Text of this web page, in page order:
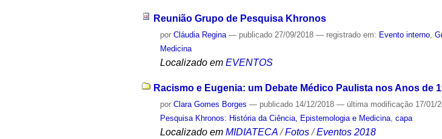
Reunião Grupo de Pesquisa Khronos
porCláudia Regina — publicado 27/09/2018— registrado em: Evento interno ,
Medicina
Localizado em EVENTOS
Racismo e Eugenia: um Debate Médico Paulista nos Anos de
porClara Gomes Borges — publicado 14/12/2018— última modificação 17/01/
Pesquisa Khronos: História da Ciência, Epistemologia e Medicina,capa
Localizado em MIDIATECA /Fotos /Eventos 2018